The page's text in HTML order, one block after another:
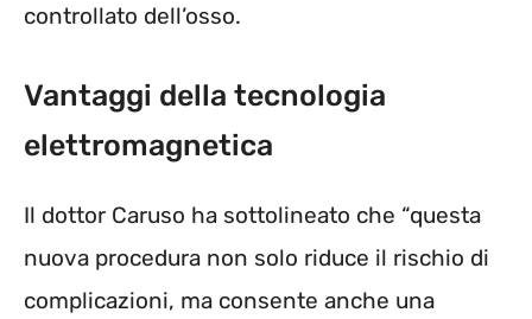
controllato dell’osso.
Vantaggi della tecnologia
elettromagnetica
Il dottor Caruso ha sottolineato che “questa
nuova procedura non solo riduce il rischio di
complicazioni, ma consente anche una